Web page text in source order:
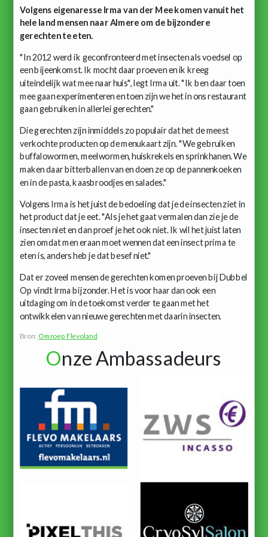
Volgens eigenaresse Irma van der Mee komen vanuit het
hele land mensen naar Almere om de bijzondere
gerechten te eten.
"In 2012 werd ik geconfronteerd met insecten als voedsel op
een bijeenkomst. Ik mocht daar proeven en ik kreeg
uiteindelijk wat mee naar huis", legt Irma uit. "Ik ben daar toen
mee gaan experimenteren en toen zijn we het in ons restaurant
gaan gebruiken in allerlei gerechten."
Die gerechten zijn inmiddels zo populair dat het de meest
verkochte producten op de menukaart zijn. "We gebruiken
buffalowormen, meelwormen, huiskrekels en sprinkhanen. We
maken daar bitterballen van en doen ze op de pannenkoeken
en in de pasta, kaasbroodjes en salades."
Volgens Irma is het juist de bedoeling dat je de insecten ziet in
het product dat je eet. "Als je het gaat vermalen dan zie je de
insecten niet en dan proef je het ook niet. Ik wil het juist laten
zien omdat men eraan moet wennen dat een insect prima te
eten is, anders heb je dat besef niet."
Dat er zoveel mensen de gerechten komen proeven bij Dubbel
Op vindt Irma bijzonder. Het is voor haar dan ook een
uitdaging om in de toekomst verder te gaan met het
ontwikkelen van nieuwe gerechten met daarin insecten.
Bron: Omroep Flevoland
Onze Ambassadeurs